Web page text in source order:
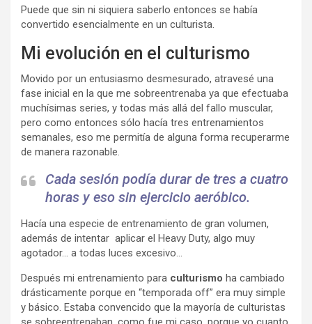
Puede que sin ni siquiera saberlo entonces se había
convertido esencialmente en un culturista.
Mi evolución en el culturismo
Movido por un entusiasmo desmesurado, atravesé una
fase inicial en la que me sobreentrenaba ya que efectuaba
muchísimas series, y todas más allá del fallo muscular,
pero como entonces sólo hacía tres entrenamientos
semanales, eso me permitía de alguna forma recuperarme
de manera razonable.
Cada sesión podía durar de tres a cuatro
horas y eso sin ejercicio aeróbico.
Hacía una especie de entrenamiento de gran volumen,
además de intentar aplicar el Heavy Duty, algo muy
agotador… a todas luces excesivo…
Después mi entrenamiento para culturismo ha cambiado
drásticamente porque en “temporada off” era muy simple
y básico. Estaba convencido que la mayoría de culturistas